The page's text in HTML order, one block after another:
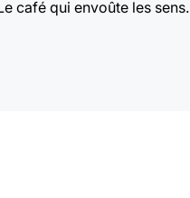
café qui envoûte les sens.